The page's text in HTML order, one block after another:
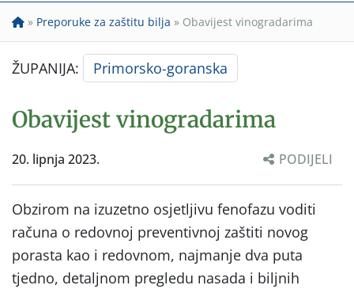
» Preporuke za zaštitu bilja » Obavijest vinogradarima
ŽUPANIJA: Primorsko-goranska
Obavijest vinogradarima
20. lipnja 2023. PODIJELI
Obzirom na izuzetno osjetljivu fenofazu voditi
računa o redovnoj preventivnoj zaštiti novog
porasta kao i redovnom, najmanje dva puta
tjedno, detaljnom pregledu nasada i biljnih